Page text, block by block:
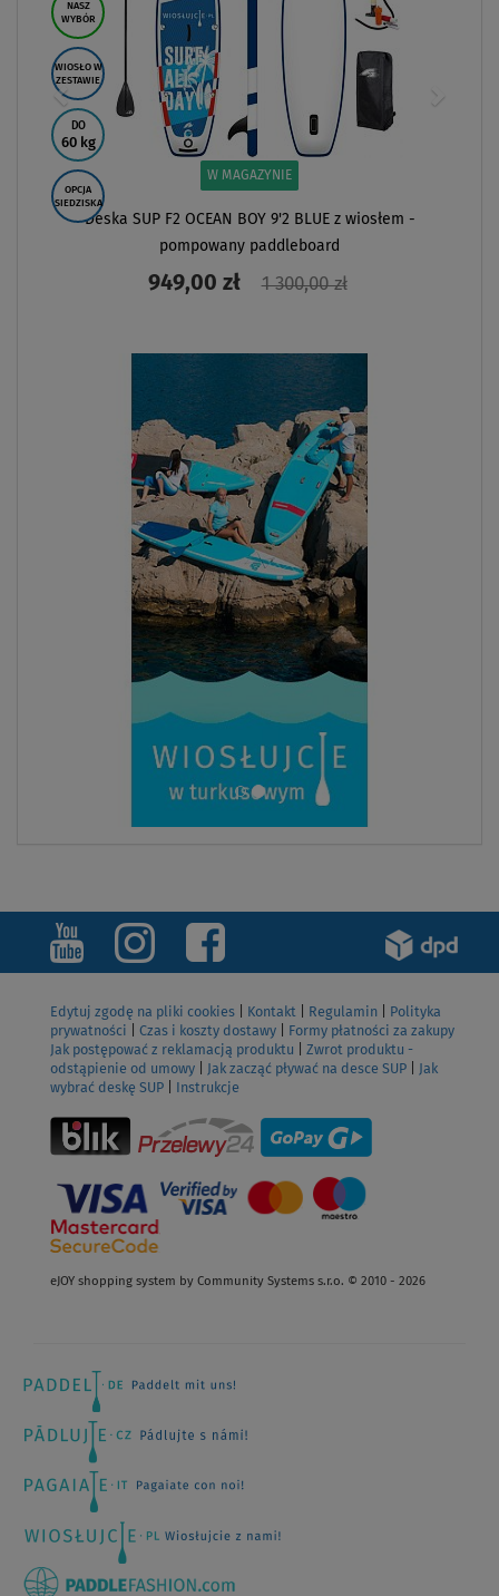
NASZ
WYBÓR
WIOSŁO W
ZESTAWIE
DO
60 kg
OPCJA
SIEDZISKA
W MAGAZYNIE
Deska SUP F2 OCEAN BOY 9'2 BLUE z wiosłem -
pompowany paddleboard
949,00 zł 1 300,00 zł
Edytuj zgodę na pliki cookies Kontakt Regulamin
Polityka
prywatności
Czas i koszty dostawy
Formy płatności za zakupy
Jak postępować z reklamacją produktu
Zwrot produktu -
odstąpienie od umowy
Jak zacząć pływać na desce SUP
Jak
wybrać deskę SUP
Instrukcje
eJOY shopping system by Community Systems s.r.o. © 2010 - 2026